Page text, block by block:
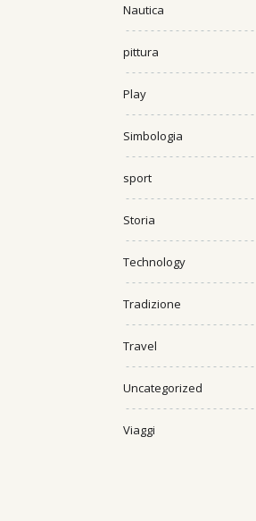
Nautica
pittura
Play
Simbologia
sport
Storia
Technology
Tradizione
Travel
Uncategorized
Viaggi